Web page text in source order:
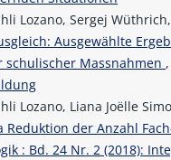
Lozano, Sergej
Ausgewählte
schulischer Massnahmen
Lozano, Liana Joëlle
Reduktion der Anzahl
: Bd. 24 Nr. 2 (2018):